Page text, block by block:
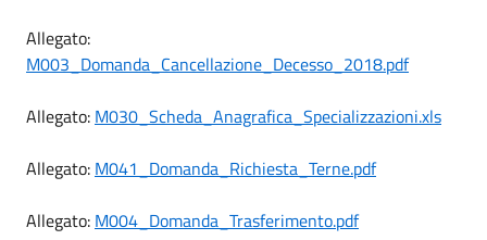
Allegato:
M003_Domanda_Cancellazione_Decesso_2018.pdf
Allegato: M030_Scheda_Anagrafica_Specializzazioni.xls
Allegato: M041_Domanda_Richiesta_Terne.pdf
Allegato: M004_Domanda_Trasferimento.pdf